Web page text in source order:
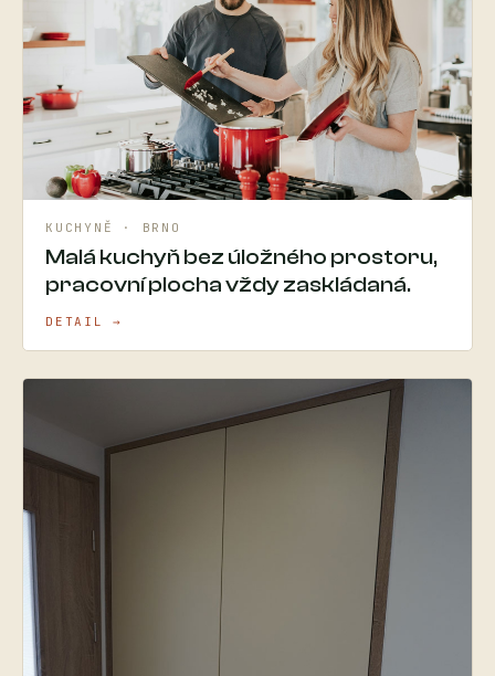
KUCHYNĚ · BRNO
Malá kuchyň bez úložného prostoru,
pracovní plocha vždy zaskládaná.
DETAIL →